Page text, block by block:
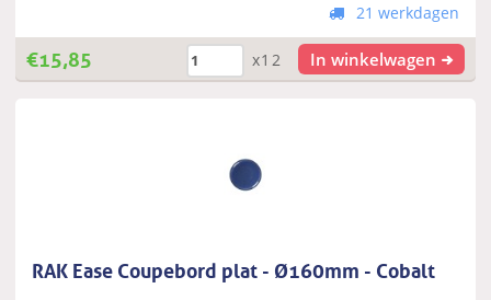
21 werkdagen
€15,85 x12 In winkelwagen
RAK Ease Coupebord plat - Ø160mm - Cobalt